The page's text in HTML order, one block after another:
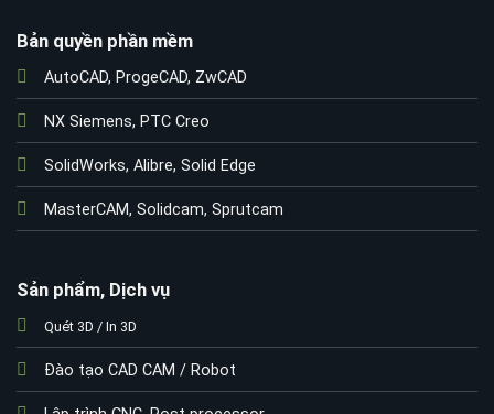
Bản quyền phần mềm
AutoCAD, ProgeCAD, ZwCAD
NX Siemens, PTC Creo
SolidWorks, Alibre, Solid Edge
MasterCAM, Solidcam, Sprutcam
Sản phẩm, Dịch vụ
Quét 3D / In 3D
Đào tạo CAD CAM / Robot